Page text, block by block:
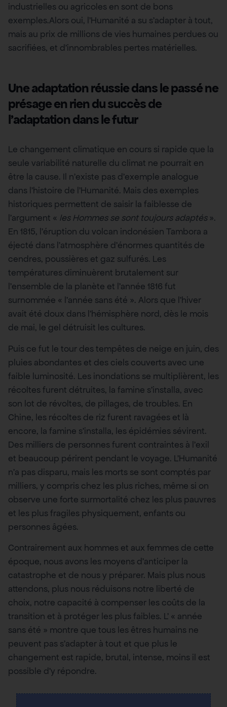
industrielles ou agricoles en sont de bons
exemples.Alors oui, l’Humanité a su s’adapter à tout,
mais au prix de millions de vies humaines perdues ou
sacrifiées, et d’innombrables pertes matérielles.
Une adaptation réussie dans le passé ne
présage en rien du succès de
l’adaptation dans le futur
Le changement climatique en cours si rapide que la
seule variabilité naturelle du climat ne pourrait en
être la cause. Il n’existe pas d’exemple analogue
dans l’histoire de l’Humanité. Mais des exemples
historiques permettent de saisir la faiblesse de
l’argument « les Hommes se sont toujours adaptés».
En 1815, l’éruption du volcan indonésien Tambora a
éjecté dans l’atmosphère d’énormes quantités de
cendres, poussières et gaz sulfurés. Les
températures diminuèrent brutalement sur
l’ensemble de la planète et l’année 1816 fut
surnommée « l’année sans été ». Alors que l’hiver
avait été doux dans l’hémisphère nord, dès le mois
de mai, le gel détruisit les cultures.
Puis ce fut le tour des tempêtes de neige en juin, des
pluies abondantes et des ciels couverts avec une
faible luminosité. Les inondations se multiplièrent, les
récoltes furent détruites, la famine s’installa, avec
son lot de révoltes, de pillages, de troubles. En
Chine, les récoltes de riz furent ravagées et là
encore, la famine s’installa, les épidémies sévirent.
Des milliers de personnes furent contraintes à l’exil
et beaucoup périrent pendant le voyage. L’Humanité
n’a pas disparu, mais les morts se sont comptés par
milliers, y compris chez les plus riches, même si on
observe une forte surmortalité chez les plus pauvres
et les plus fragiles physiquement, enfants ou
personnes âgées.
Contrairement aux hommes et aux femmes de cette
époque, nous avons les moyens d’anticiper la
catastrophe et de nous y préparer. Mais plus nous
attendons, plus nous réduisons notre liberté de
choix, notre capacité à compenser les coûts de la
transition et à protéger les plus faibles. L’ « année
sans été » montre que tous les êtres humains ne
peuvent pas s’adapter à tout et que plus le
changement est rapide, brutal, intense, moins il est
possible d’y répondre.